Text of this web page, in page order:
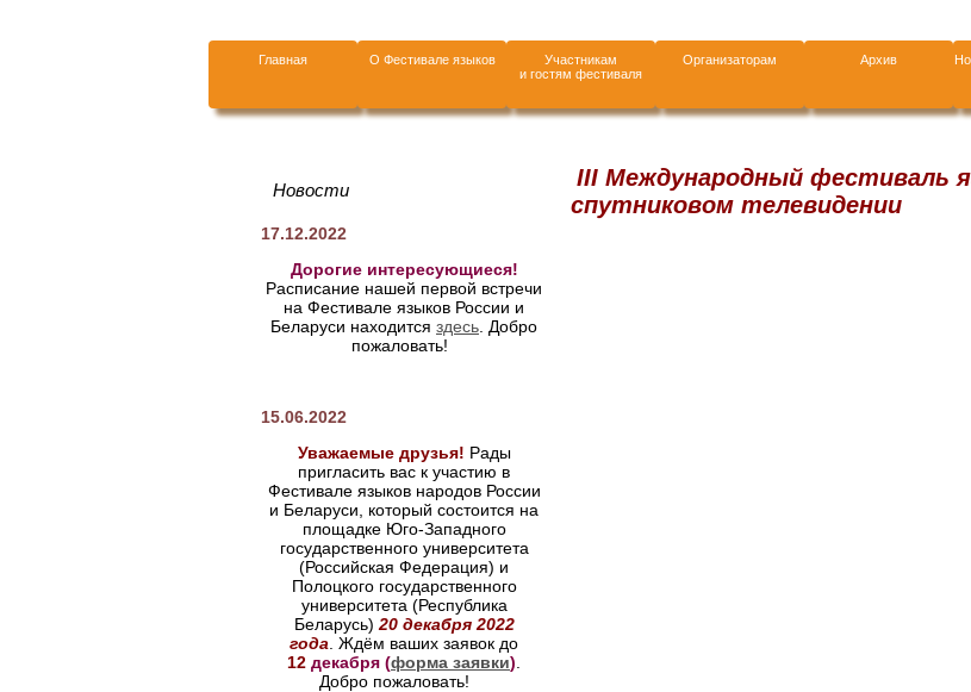
Главная О Фестивале языков
Участникам
и гостям фестиваля
Организаторам Архив
Новости
17.12.2022
Дорогие интересующиеся!
Расписание нашей первой встречи
на Фестивале языков России и
Беларуси находится здесь . Добро
пожаловать!
15.06.2022
Уважаемые друзья! Рады
пригласить вас к участию в
Фестивале языков народов России
и Беларуси, который состоится на
площадке Юго-Западного
государственного университета
(Российская Федерация) и
Полоцкого государственного
университета (Республика
Беларусь) 20 декабря 2022
года Ждём ваших заявок до
12 декабря (форма заявки)
Добро пожаловать!
III Международный фестиваль
спутниковом телевидении